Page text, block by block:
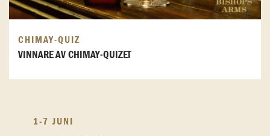
CHIMAY-QUIZ
VINNARE AV CHIMAY-QUIZET
1-7 JUNI